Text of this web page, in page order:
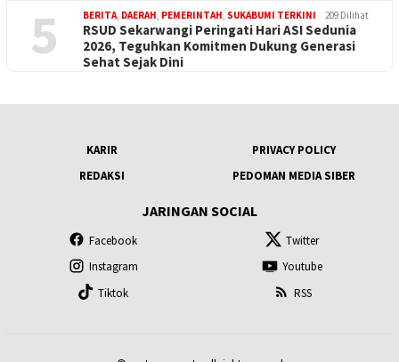
5 BERITA, DAERAH, PEMERINTAH, SUKABUMI TERKINI 209 Dilihat
RSUD Sekarwangi Peringati Hari ASI Sedunia
2026, Teguhkan Komitmen Dukung Generasi
Sehat Sejak Dini
KARIR
PRIVACY POLICY
REDAKSI
PEDOMAN MEDIA SIBER
JARINGAN SOCIAL
Facebook
Twitter
Instagram
Youtube
Tiktok
RSS